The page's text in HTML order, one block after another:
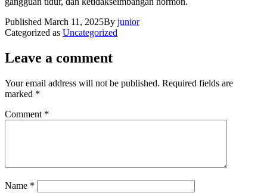
Published March 11, 2025By junior
Categorized as Uncategorized
Leave a comment
Your email address will not be published. Required fields are
marked *
Comment *
Name *